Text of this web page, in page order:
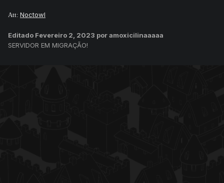
Att: Noctowl
Editado Fevereiro 2, 2023 por amoxicilinaaaaa
SERVIDOR EM MIGRAÇÃO!